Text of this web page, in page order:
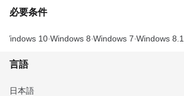
必要条件
Windows 10 Windows 8 Windows 7 Windows 8.1
言語
日本語